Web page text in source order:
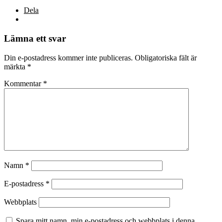
Dela
Lämna ett svar
Din e-postadress kommer inte publiceras. Obligatoriska fält är
märkta *
Kommentar *
Namn *
E-postadress *
Webbplats